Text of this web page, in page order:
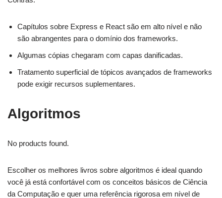
Capítulos sobre Express e React são em alto nível e não
são abrangentes para o domínio dos frameworks.
Algumas cópias chegaram com capas danificadas.
Tratamento superficial de tópicos avançados de frameworks
pode exigir recursos suplementares.
Algoritmos
No products found.
Escolher os melhores livros sobre algoritmos é ideal quando
você já está confortável com os conceitos básicos de Ciência
da Computação e quer uma referência rigorosa em nível de